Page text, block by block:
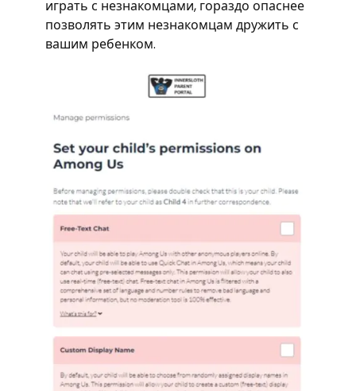
играть с незнакомцами, гораздо опаснее
позволять этим незнакомцам дружить с
вашим ребенком.